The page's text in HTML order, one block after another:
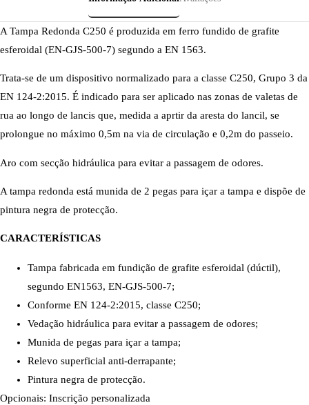
A Tampa Redonda C250 é produzida em ferro fundido de grafite
esferoidal (EN-GJS-500-7) segundo a EN 1563.
Trata-se de um dispositivo normalizado para a classe C250, Grupo 3 da
EN 124-2:2015. É indicado para ser aplicado nas zonas de valetas de
rua ao longo de lancis que, medida a aprtir da aresta do lancil, se
prolongue no máximo 0,5m na via de circulação e 0,2m do passeio.
Aro com secção hidráulica para evitar a passagem de odores.
A tampa redonda está munida de 2 pegas para içar a tampa e dispõe de
pintura negra de protecção.
CARACTERÍSTICAS
Tampa fabricada em fundição de grafite esferoidal (dúctil),
segundo EN1563, EN-GJS-500-7;
Conforme EN 124-2:2015, classe C250;
Vedação hidráulica para evitar a passagem de odores;
Munida de pegas para içar a tampa;
Relevo superficial anti-derrapante;
Pintura negra de protecção.
Opcionais: Inscrição personalizada